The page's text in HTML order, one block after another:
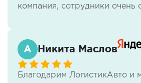
компания, сотрудники очень
Никита Маслов
Благодарим ЛогистикАвто и